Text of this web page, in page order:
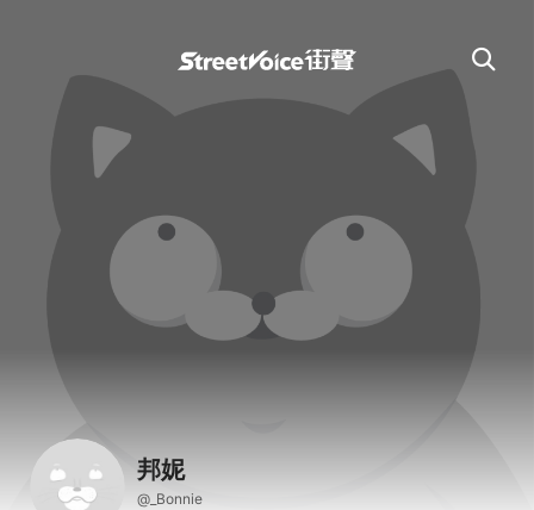
邦妮
@_Bonnie